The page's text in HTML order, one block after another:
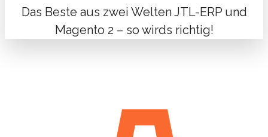
Das Beste aus zwei Welten JTL-ERP und
Magento 2 – so wirds richtig!